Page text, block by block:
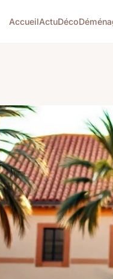
AccueilActuDéco